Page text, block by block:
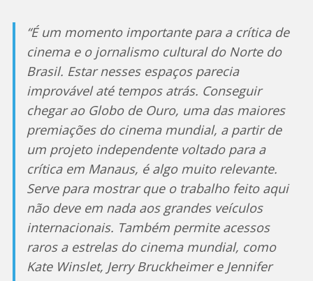
“É um momento importante para a crítica de
cinema e o jornalismo cultural do Norte do
Brasil. Estar nesses espaços parecia
improvável até tempos atrás. Conseguir
chegar ao Globo de Ouro, uma das maiores
premiações do cinema mundial, a partir de
um projeto independente voltado para a
crítica em Manaus, é algo muito relevante.
Serve para mostrar que o trabalho feito aqui
não deve em nada aos grandes veículos
internacionais. Também permite acessos
raros a estrelas do cinema mundial, como
Kate Winslet, Jerry Bruckheimer e Jennifer